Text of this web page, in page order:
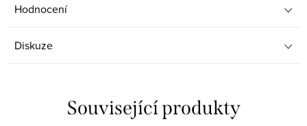
Hodnocení
Diskuze
Související produkty